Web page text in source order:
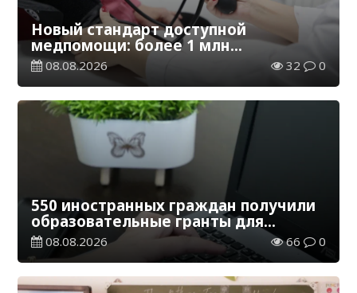
Новый стандарт доступной
медпомощи: более 1 млн
казахстанцев получили
телемедицинские услуги
08.08.2026 32 0
550 иностранных граждан получили
образовательные гранты для
обучения в Казахстане
08.08.2026 66 0